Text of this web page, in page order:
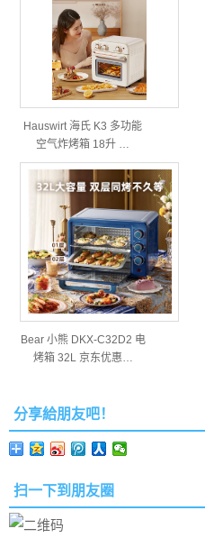
Hauswirt 海氏 K3 多功能
空气炸烤箱 18升 …
Bear 小熊 DKX-C32D2 电
烤箱 32L 京东优惠…
分享給朋友吧！
扫一下到朋友圈